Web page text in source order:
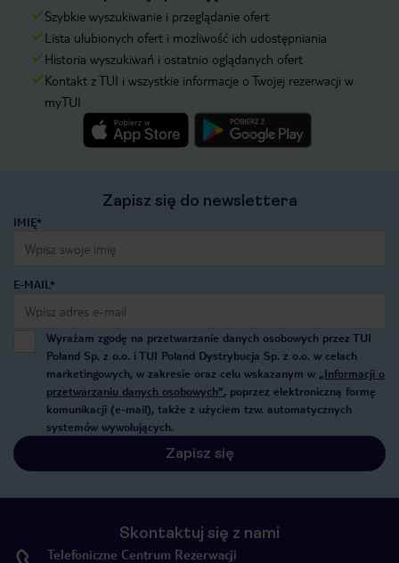
Szybkie wyszukiwanie i przeglądanie ofert
Lista ulubionych ofert i możliwość ich udostępniania
Historia wyszukiwań i ostatnio oglądanych ofert
Kontakt z TUI i wszystkie informacje o Twojej rezerwacji w
myTUI
Zapisz się do newslettera
IMIĘ*
E-MAIL*
Wyrażam zgodę na przetwarzanie danych osobowych przez TUI
Poland Sp. z o.o. i TUI Poland Dystrybucja Sp. z o.o. w celach
marketingowych, w zakresie oraz celu wskazanym w „Informacji o
przetwarzaniu danych osobowych”, poprzez elektroniczną formę
komunikacji (e-mail), także z użyciem tzw. automatycznych
systemów wywołujących.
Zapisz się
Skontaktuj się z nami
Telefoniczne Centrum Rezerwacji